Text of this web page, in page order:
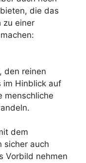
die das
zu einer
den reinen
im Hinblick auf
menschliche
dem
sicher auch
Vorbild nehmen